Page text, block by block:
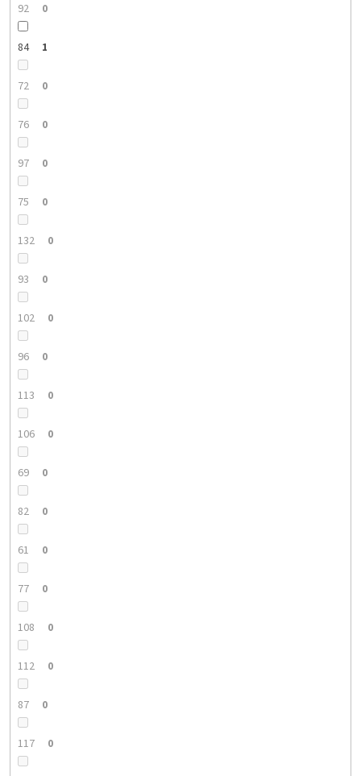
92 0
84 1
72 0
76 0
97 0
75 0
132 0
93 0
102 0
96 0
113 0
106 0
69 0
82 0
61 0
77 0
108 0
112 0
87 0
117 0